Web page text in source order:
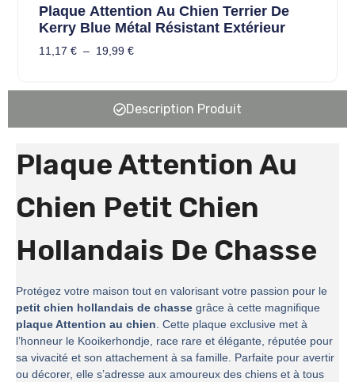
Plaque Attention Au Chien Terrier De
Kerry Blue Métal Résistant Extérieur
11,17 € – 19,99 €
Description Produit
Plaque Attention Au
Chien Petit Chien
Hollandais De Chasse
Protégez votre maison tout en valorisant votre passion pour le
petit chien hollandais de chasse grâce à cette magnifique
plaque Attention au chien. Cette plaque exclusive met à
l’honneur le Kooikerhondje, race rare et élégante, réputée pour
sa vivacité et son attachement à sa famille. Parfaite pour avertir
ou décorer, elle s’adresse aux amoureux des chiens et à tous